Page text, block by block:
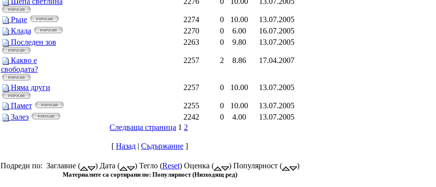
Ръце 2274 0 10.00
13.07.2005
Клада
2270 0 6.00
16.07.2005
Последен зов
2263 0 9.80 13.07.2005
Какво е
свободата?
2257 2 8.86 17.04.2007
Няма други 2257 0 10.00 13.07.2005
Памет 2255 0 10.00
13.07.2005
Залез
2242 0 4.00
13.07.2005
Следваща страница 1 2
[ Назад | Съдържание ]
Подреди по: Заглавие ( ) Дата ( ) Тегло (Reset) Оценка ( ) Популярност ( )
Материалите са сортирани по: Популярност (Низходящ ред)